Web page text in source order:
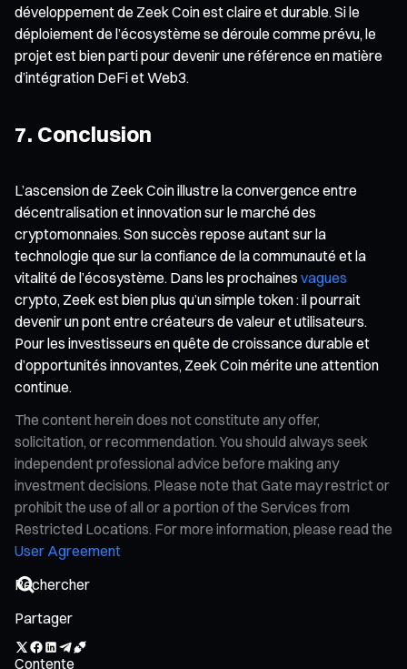
développement de Zeek Coin est claire et durable. Si le
déploiement de l’écosystème se déroule comme prévu, le
projet est bien parti pour devenir une référence en matière
d’intégration DeFi et Web3.
7. Conclusion
L’ascension de Zeek Coin illustre la convergence entre
décentralisation et innovation sur le marché des
cryptomonnaies. Son succès repose autant sur la
technologie que sur la confiance de la communauté et la
vitalité de l’écosystème. Dans les prochaines vagues
crypto, Zeek est bien plus qu’un simple token : il pourrait
devenir un pont entre créateurs de valeur et utilisateurs.
Pour les investisseurs en quête de croissance durable et
d’opportunités innovantes, Zeek Coin mérite une attention
continue.
The content herein does not constitute any offer,
solicitation, or recommendation. You should always seek
independent professional advice before making any
investment decisions. Please note that Gate may restrict or
prohibit the use of all or a portion of the Services from
Restricted Locations. For more information, please read the
User Agreement
Partager
Contente